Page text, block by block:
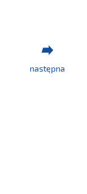
następna